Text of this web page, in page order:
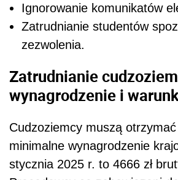
Ignorowanie komunikatów
Zatrudnianie studentów
zezwolenia.
Zatrudnianie
wynagrodzenie i
Cudzoziemcy muszą
minimalne wynagrodzenie
stycznia 2025 r. to 4666 zł